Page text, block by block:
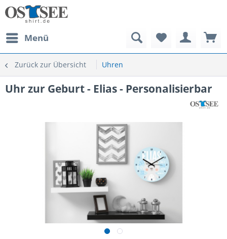
Menü
Zurück zur Übersicht Uhren
Uhr zur Geburt - Elias - Personalisierbar